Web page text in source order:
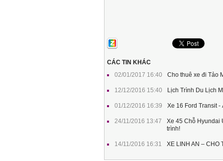
CÁC TIN KHÁC
02/01/2017 16:40
Cho thuê xe đi Tảo
12/12/2016 15:40 Lịch Trình Du Lịch
01/12/2016 16:39 Xe 16 Ford Transit
24/11/2016 13:47
Xe 45 Chỗ Hyundai
trình!
14/11/2016 16:31 XE LINH AN – CHO